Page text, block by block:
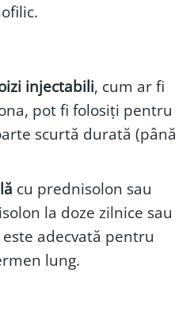
injectabili, cum ar fi
pot fi folosiți pentru
scurtă durată (până
cu prednisolon sau
la doze zilnice sau
adecvată pentru
lung.